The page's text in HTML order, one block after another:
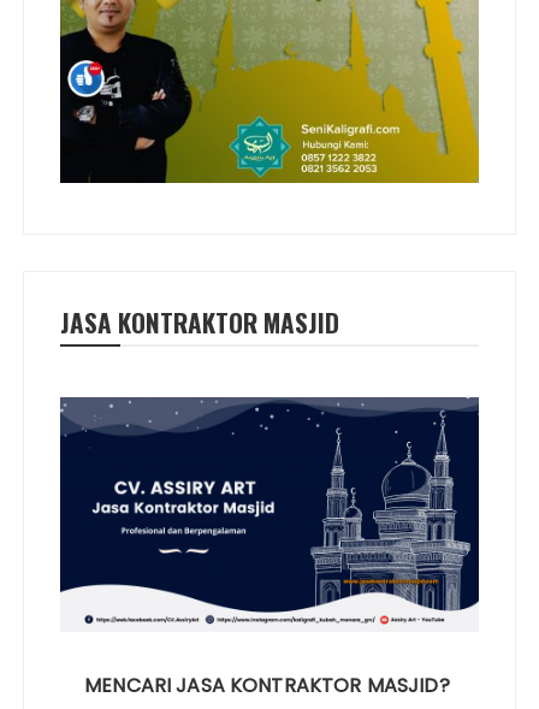
JASA KONTRAKTOR MASJID
MENCARI JASA KONTRAKTOR MASJID?